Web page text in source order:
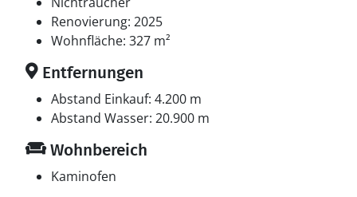
außerdem 2 Kaminöfen. Für die jüngsten Feriengäste
ist 1 Kinderhochstuhl vorhanden.
Schlafverhältnisse
Die Schlafplätze verteilen sich auf 5 Schlafräume. 8
Schlafplätze in Doppelbetten. 2 Schlafplätze auf einer
Multimedien
Renovierung: 2025
Wohnfläche: 327 m²
Entfernungen
Abstand Einkauf: 4.200 m
Abstand Wasser: 20.900 m
Wohnbereich
Kaminofen